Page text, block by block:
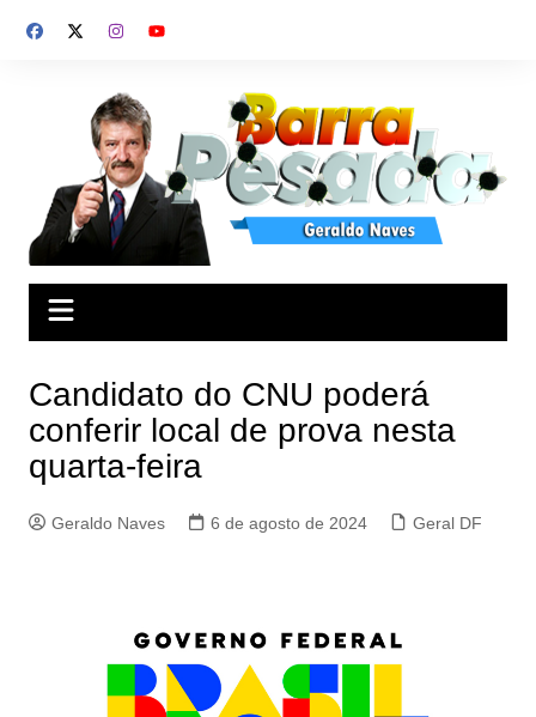
para
Candidato do CNU poderá
conferir local de prova nesta
quarta-feira
Geraldo Naves 6 de agosto de 2024 Geral DF